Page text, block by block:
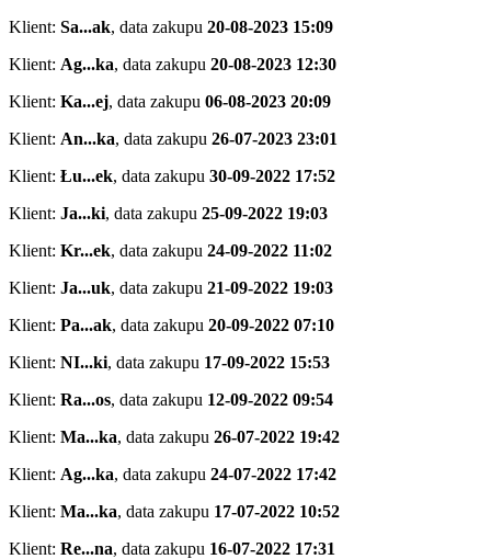
Klient: Sa...ak, data zakupu 20-08-2023 15:09
Klient: Ag...ka, data zakupu 20-08-2023 12:30
Klient: Ka...ej, data zakupu 06-08-2023 20:09
Klient: An...ka, data zakupu 26-07-2023 23:01
Klient: Łu...ek, data zakupu 30-09-2022 17:52
Klient: Ja...ki, data zakupu 25-09-2022 19:03
Klient: Kr...ek, data zakupu 24-09-2022 11:02
Klient: Ja...uk, data zakupu 21-09-2022 19:03
Klient: Pa...ak, data zakupu 20-09-2022 07:10
Klient: NI...ki, data zakupu 17-09-2022 15:53
Klient: Ra...os, data zakupu 12-09-2022 09:54
Klient: Ma...ka, data zakupu 26-07-2022 19:42
Klient: Ag...ka, data zakupu 24-07-2022 17:42
Klient: Ma...ka, data zakupu 17-07-2022 10:52
Klient: Re...na, data zakupu 16-07-2022 17:31